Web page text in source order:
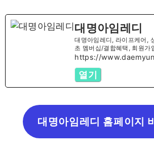
대명아임레디
대명아임레디, 라이프케어,
초 멤버십/결합혜택, 회원가
https://
열기
대명아임레디 홈페이지